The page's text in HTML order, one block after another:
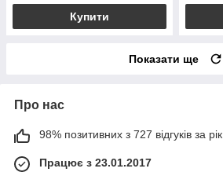
Купити
Показати ще
Про нас
98% позитивних з 727 відгуків за рік
Працює з 23.01.2017